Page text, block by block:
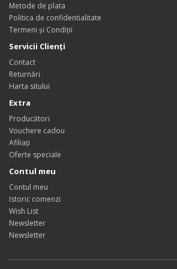
Metode de plata
Politica de confidentialitate
Termeni și Condiții
Servicii Clienţi
Contact
Returnări
Harta sitului
Extra
Producători
Vouchere cadou
Afiliaţi
Oferte speciale
Contul meu
Contul meu
Istoric comenzi
Wish List
Newsletter
Newsletter